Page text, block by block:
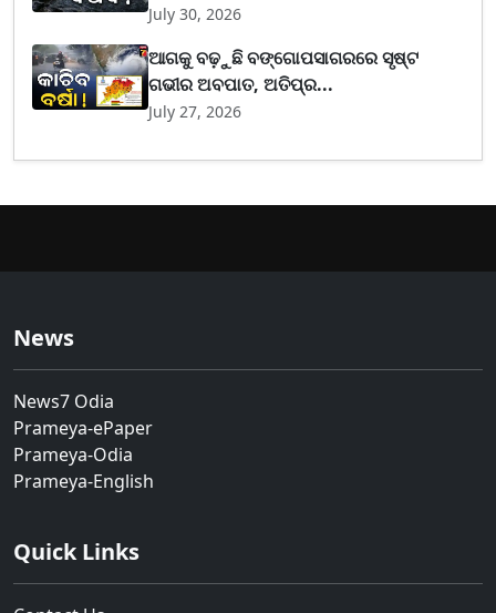
July 30, 2026
ଆଗକୁ ବଢ଼ୁଛି ବଙ୍ଗୋପସାଗରରେ ସୃଷ୍ଟ
ଗଭୀର ଅବପାତ, ଅତିପ୍ର...
July 27, 2026
News
News7 Odia
Prameya-ePaper
Prameya-Odia
Prameya-English
Quick Links